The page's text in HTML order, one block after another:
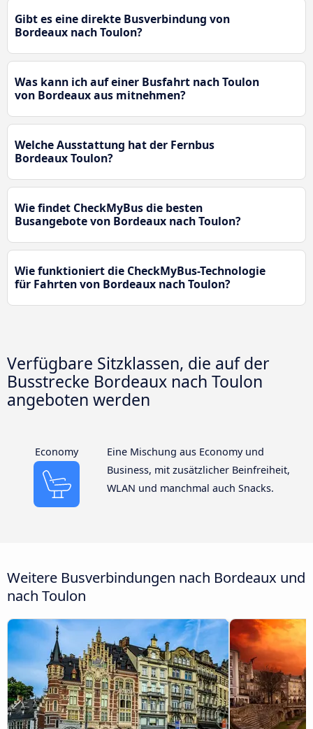
Gibt es eine direkte Busverbindung von
Bordeaux nach Toulon?
Was kann ich auf einer Busfahrt nach Toulon
von Bordeaux aus mitnehmen?
Welche Ausstattung hat der Fernbus
Bordeaux Toulon?
Wie findet CheckMyBus die besten
Busangebote von Bordeaux nach Toulon?
Wie funktioniert die CheckMyBus-Technologie
für Fahrten von Bordeaux nach Toulon?
Verfügbare Sitzklassen, die auf der
Busstrecke Bordeaux nach Toulon
angeboten werden
Economy
Eine Mischung aus Economy und
Business, mit zusätzlicher Beinfreiheit,
WLAN und manchmal auch Snacks.
Weitere Busverbindungen nach Bordeaux und
nach Toulon